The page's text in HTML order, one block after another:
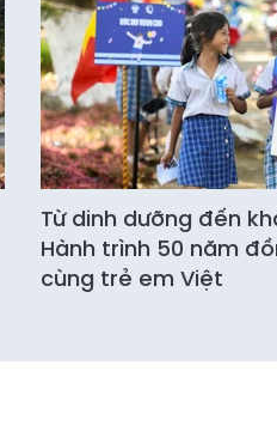
Từ dinh dưỡng đến
Hành trình 50 năm
cùng trẻ em Việt